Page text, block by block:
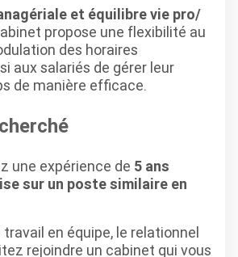
et équilibre vie pro/
propose une flexibilité au
des horaires
aux salariés de gérer leur
de manière efficace.
une expérience de 5 ans
sur un poste similaire en
en équipe, le relationnel
rejoindre un cabinet qui vous